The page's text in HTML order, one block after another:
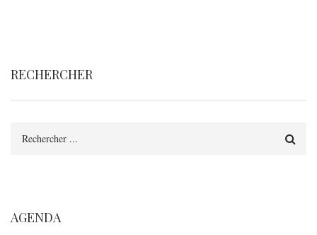
RECHERCHER
Rechercher
AGENDA